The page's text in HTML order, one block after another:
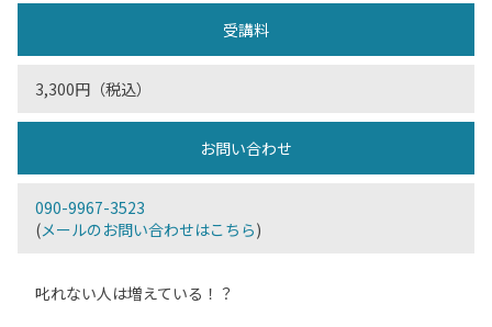
受講料
3,300円（税込）
お問い合わせ
090-9967-3523
(メールのお問い合わせはこちら)
叱れない人は増えている！？